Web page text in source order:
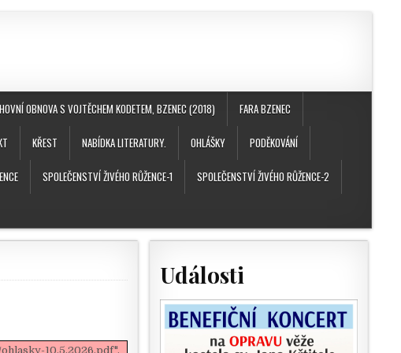
OBNOVA S VOJTĚCHEM KODETEM, BZENEC (2018) FARA BZENEC
KŘEST NABÍDKA LITERATURY. OHLÁŠKY PODĚKOVÁNÍ
SPOLEČENSTVÍ ŽIVÉHO RŮŽENCE-1 SPOLEČENSTVÍ ŽIVÉHO RŮŽENCE-2
10.5.2026.pdf".
Události